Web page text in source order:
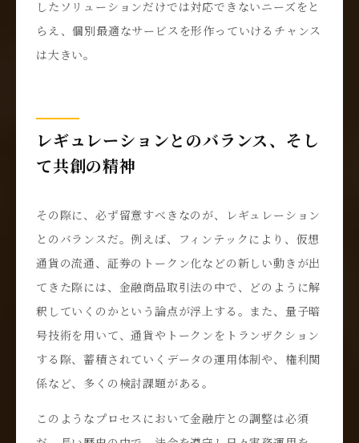
したソリューションだけでは対応できないニーズをと
らえ、個別最適なサービスを形作っていけるチャンス
は大きい。
レギュレーションとのバランス、そし
て共創の精神
その際に、必ず留意すべきなのが、レギュレーション
とのバランスだ。例えば、フィンテックにより、仮想
通貨の流通、証券のトークン化などの新しい動きが出
てきた際には、金融商品取引法の中で、どのように解
釈していくのかという論点が浮上する。また、量子暗
号技術を用いて、通貨やトークンをトランザクション
する際、蓄積されていくデータの運用体制や、権利関
係など、多くの検討課題がある。
このようなプロセスにおいて金融庁との調整は必須